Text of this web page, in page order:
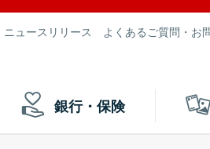
ニュースリリース よくあるご質問・お
銀行・保険